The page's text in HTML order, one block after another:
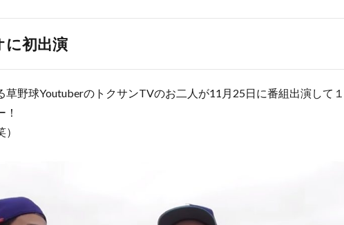
に初出演
野球YoutuberのトクサンTVのお二人が11月25日に番組出演して１